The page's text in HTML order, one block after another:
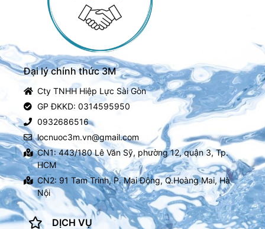
Đại lý chính thức 3M
Cty TNHH Hiệp Lực Sài Gòn
GP ĐKKD: 0314595950
0932686516
locnuoc3m.vn@gmail.com
CN1: 443/180 Lê Văn Sỹ, phường 12, quận 3, Tp.
HCM
CN2: 91 Tam Trinh, P. Mai Động, Q.Hoàng Mai, Hà
Nội
DỊCH VỤ